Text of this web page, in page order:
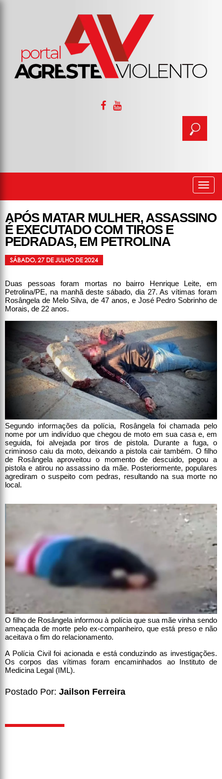
APÓS MATAR MULHER, ASSASSINO
É EXECUTADO COM TIROS E
PEDRADAS, EM PETROLINA
SÁBADO, 27 DE JULHO DE 2024
Duas pessoas foram mortas no bairro Henrique Leite, em
Petrolina/PE, na manhã deste sábado, dia 27. As vítimas foram
Rosângela de Melo Silva, de 47 anos, e José Pedro Sobrinho de
Morais, de 22 anos.
Segundo informações da polícia, Rosângela foi chamada pelo
nome por um indivíduo que chegou de moto em sua casa e, em
seguida, foi alvejada por tiros de pistola. Durante a fuga, o
criminoso caiu da moto, deixando a pistola cair também. O filho
de Rosângela aproveitou o momento de descuido, pegou a
pistola e atirou no assassino da mãe. Posteriormente, populares
agrediram o suspeito com pedras, resultando na sua morte no
local.
O filho de Rosângela informou à polícia que sua mãe vinha sendo
ameaçada de morte pelo ex-companheiro, que está preso e não
aceitava o fim do relacionamento.
A Polícia Civil foi acionada e está conduzindo as investigações.
Os corpos das vítimas foram encaminhados ao Instituto de
Medicina Legal (IML).
Postado Por: Jailson Ferreira